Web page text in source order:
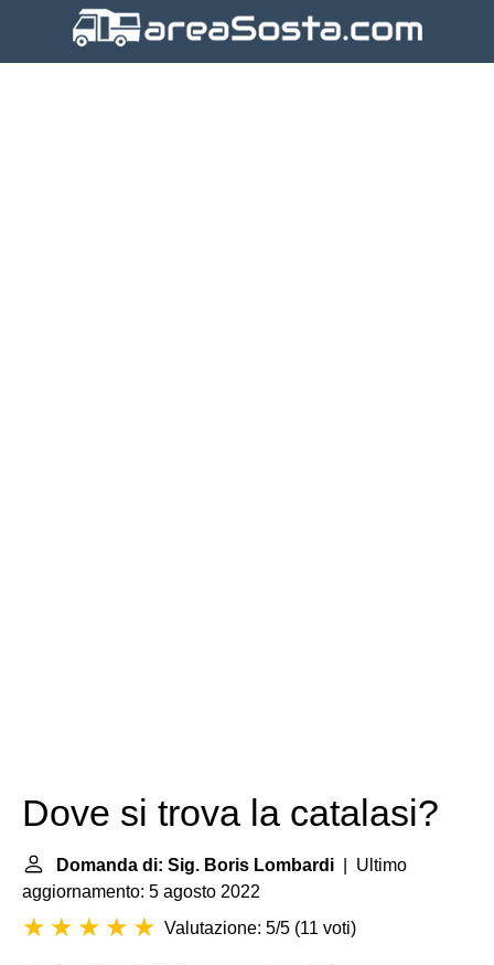
Dove si trova la catalasi?
Domanda di: Sig. Boris Lombardi | Ultimo
aggiornamento: 5 agosto 2022
Valutazione: 5/5 (11 voti)